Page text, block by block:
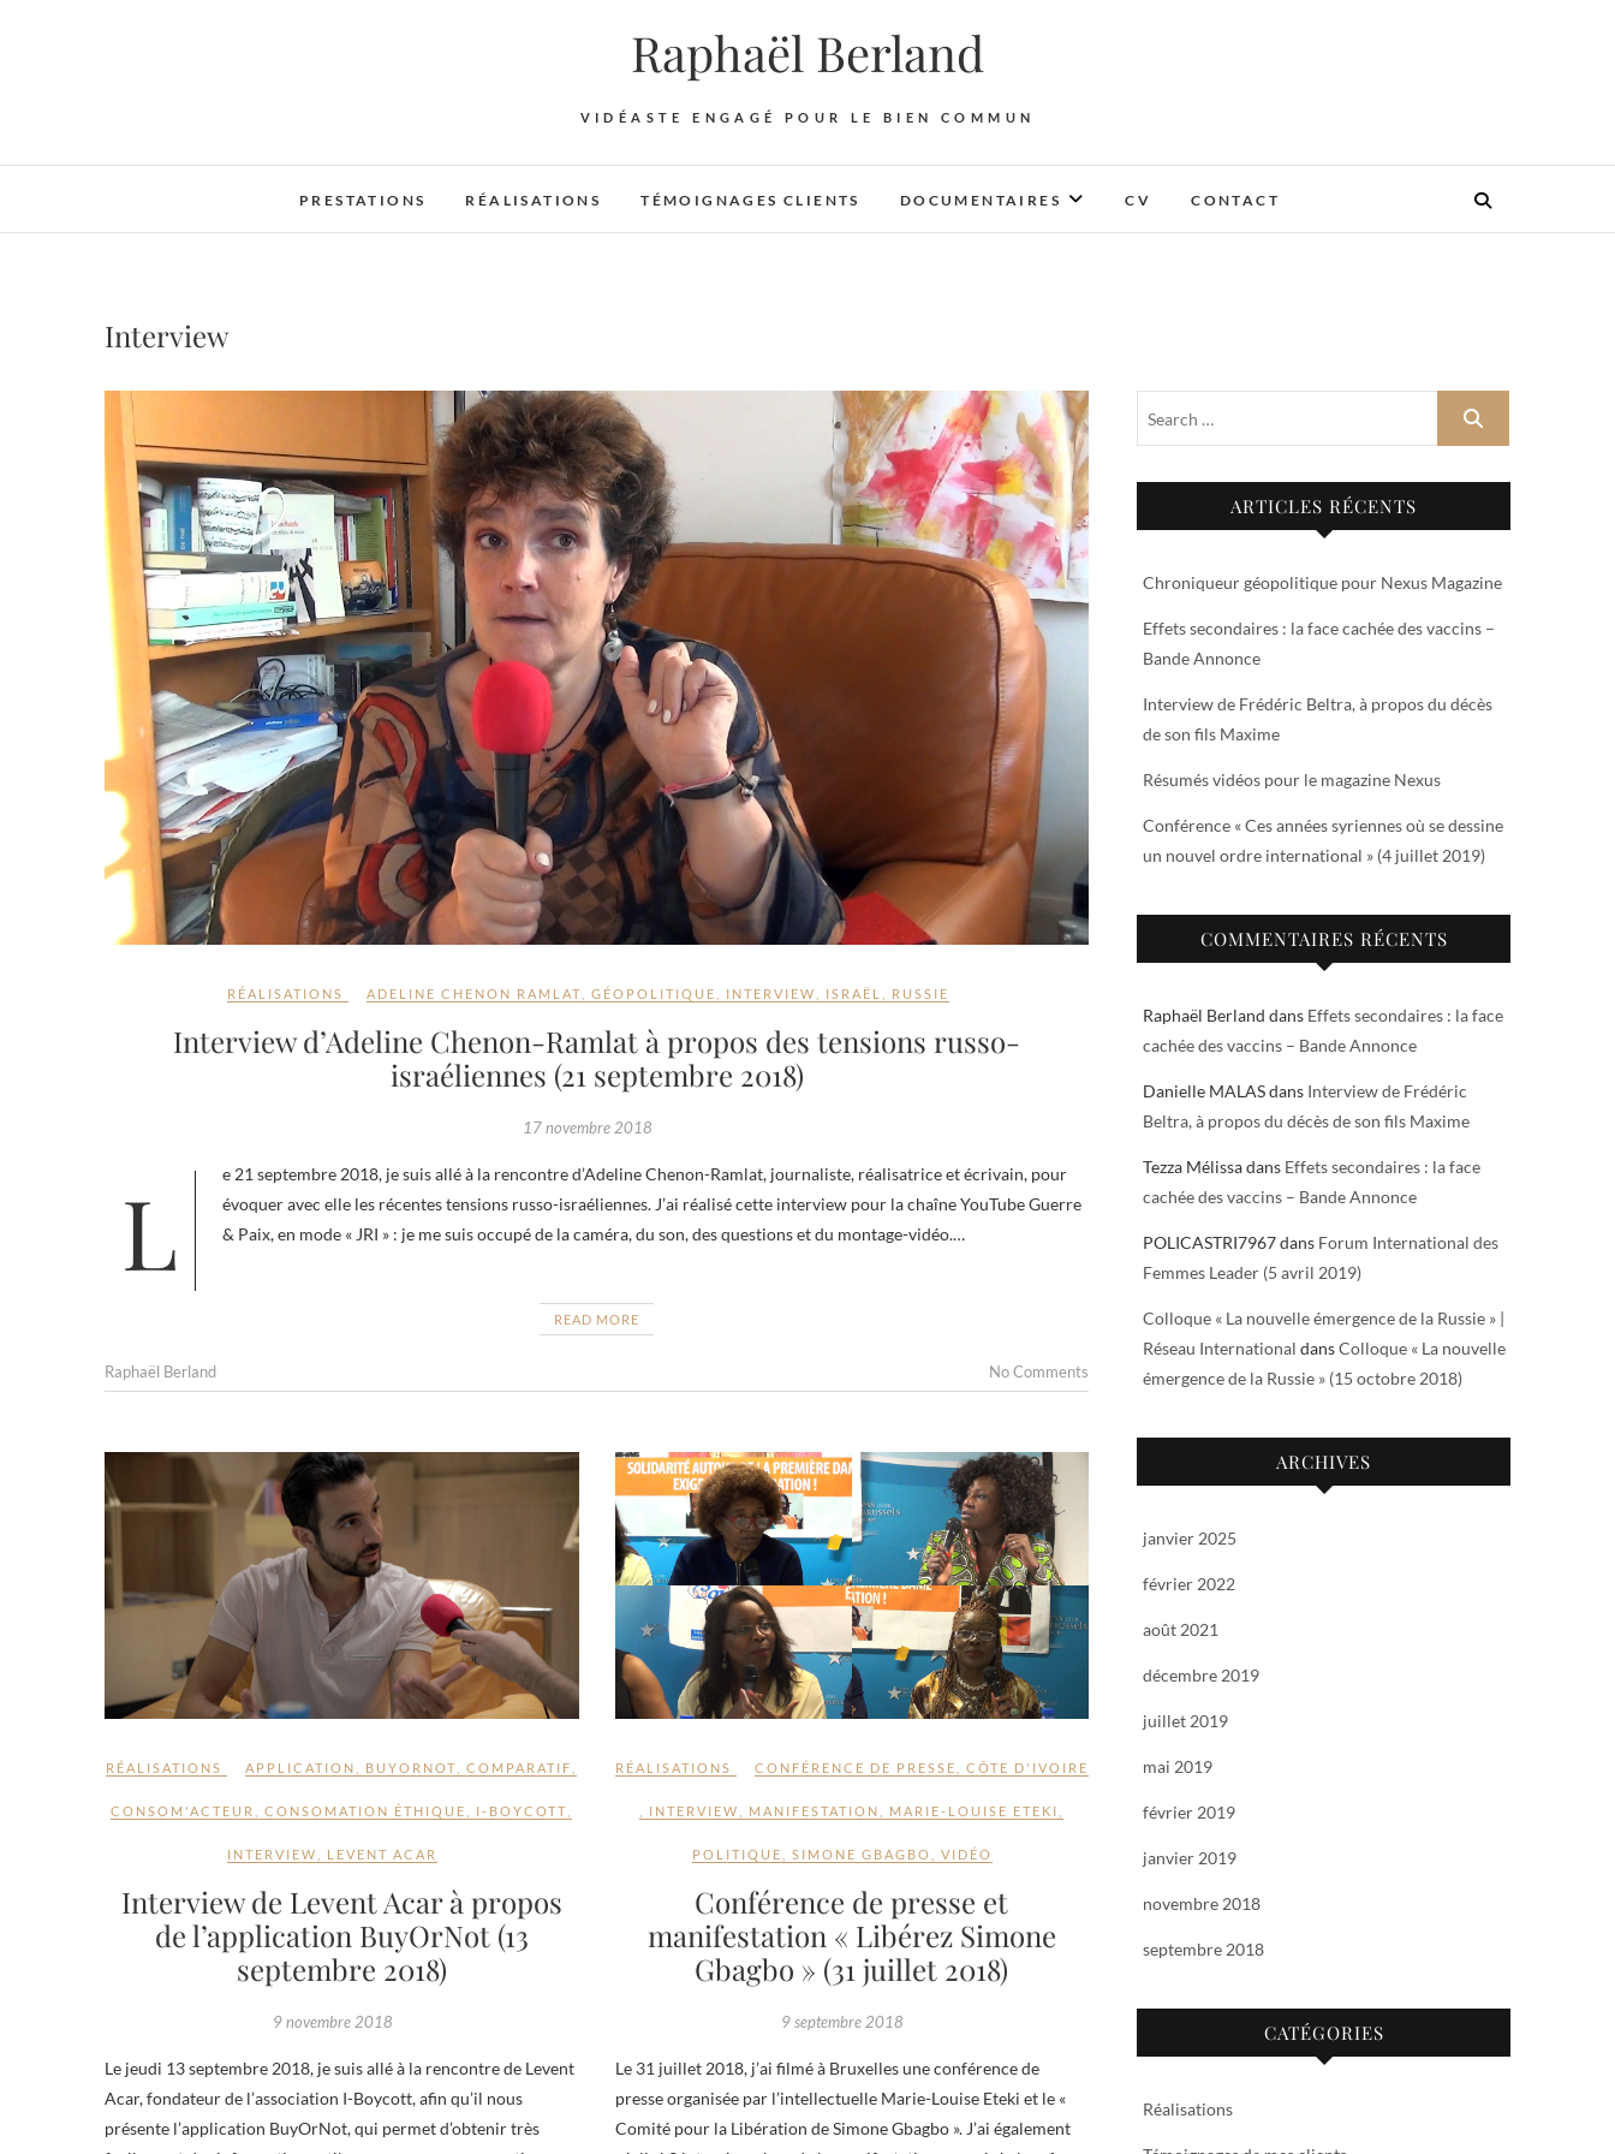
Raphaël Berland
VIDÉASTE ENGAGÉ POUR LE BIEN COMMUN
PRESTATIONS RÉALISATIONS TÉMOIGNAGES CLIENTS DOCUMENTAIRES CV CONTACT
Interview
RÉALISATIONS ADELINE CHENON RAMLAT GÉOPOLITIQUE INTERVIEW ISRAËL RUSSIE
Interview d’Adeline Chenon-Ramlat à propos des tensions russo-
israéliennes (21 septembre 2018)
17 novembre 2018
Le 21 septembre 2018, je suis allé à la rencontre d’Adeline Chenon-Ramlat, journaliste, réalisatrice et écrivain, pour
évoquer avec elle les récentes tensions russo-israéliennes. J’ai réalisé cette interview pour la chaîne YouTube Guerre
& Paix, en mode « JRI » : je me suis occupé de la caméra, du son, des questions et du montage-vidéo.…
READ MORE
Raphaël Berland No Comments
RÉALISATIONS APPLICATION BUYORNOT ,COMPARATIF
CONSOM'ACTEUR ,CONSOMATION ÉTHIQUE I-BOYCOTT
INTERVIEW LEVENT ACAR
Interview de Levent Acar à propos
de l’application BuyOrNot (13
septembre 2018)
9 novembre 2018
Le jeudi 13 septembre 2018, je suis allé à la rencontre de Levent
Acar, fondateur de l’association I-Boycott, afin qu’il nous
présente l’application BuyOrNot, qui permet d’obtenir très
RÉALISATIONS CONFÉRENCE DE PRESSE CÔTE D'IVOIRE
INTERVIEW MANIFESTATION MARIE-LOUISE ETEKI
POLITIQUE ,SIMONE GBAGBO ,VIDÉO
Conférence de presse et
manifestation « Libérez Simone
Gbagbo » (31 juillet 2018)
9 septembre 2018
Le 31 juillet 2018, j’ai filmé à Bruxelles une conférence de
presse organisée par l’intellectuelle Marie-Louise Eteki et le «
Comité pour la Libération de Simone Gbagbo ». J’ai également
ARTICLES RÉCENTS
Chroniqueur géopolitique pour Nexus Magazine
Effets secondaires : la face cachée des vaccins –
Bande Annonce
Interview de Frédéric Beltra, à propos du décès
de son fils Maxime
Résumés vidéos pour le magazine Nexus
Conférence « Ces années syriennes où se dessine
un nouvel ordre international » (4 juillet 2019)
COMMENTAIRES RÉCENTS
Raphaël Berland dans Effets secondaires : la face
cachée des vaccins – Bande Annonce
Danielle MALASdans Interview de Frédéric
Beltra, à propos du décès de son fils Maxime
Tezza Mélissadans Effets secondaires : la face
cachée des vaccins – Bande Annonce
POLICASTRI7967dans Forum International des
Femmes Leader (5 avril 2019)
Colloque « La nouvelle émergence de la Russie » |
Réseau International dansColloque « La nouvelle
émergence de la Russie » (15 octobre 2018)
ARCHIVES
janvier 2025
février 2022
août 2021
décembre 2019
juillet 2019
mai 2019
février 2019
janvier 2019
novembre 2018
septembre 2018
CATÉGORIES
Réalisations